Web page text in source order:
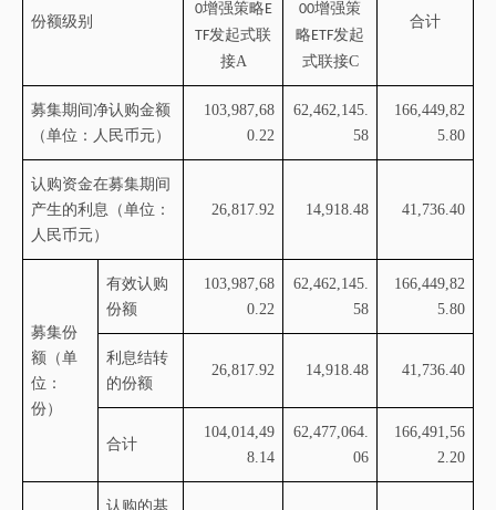
份额级别
0增强策略E
TF发起式联
接A
00增强策
略ETF发起
式联接C
合计
募集期间净认购金额
（单位：人民币元）
103,987,68
0.22
62,462,145.
58
166,449,82
5.80
认购资金在募集期间
产生的利息（单位：
人民币元）
26,817.92 14,918.48 41,736.40
募集份
额 （单
位：
份）
有效认购
份额
103,987,68
0.22
62,462,145.
58
166,449,82
5.80
利息结转
的份额
26,817.92 14,918.48 41,736.40
合计
104,014,49
8.14
62,477,064.
06
166,491,56
2.20
认购的基